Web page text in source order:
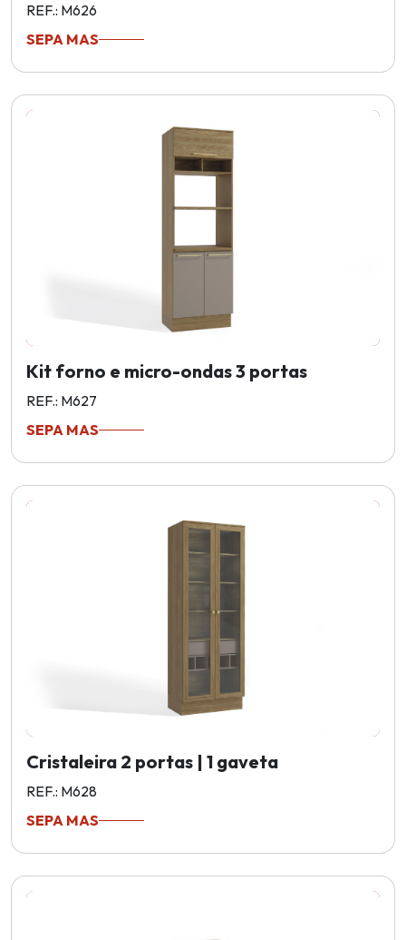
REF.: M626
SEPA MAS
Kit forno e micro-ondas 3 portas
REF.: M627
SEPA MAS
Cristaleira 2 portas | 1 gaveta
REF.: M628
SEPA MAS